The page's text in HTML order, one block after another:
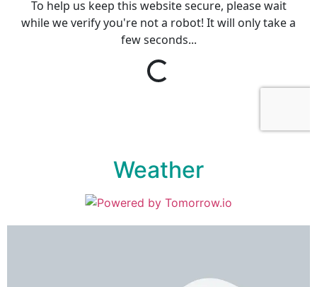
Weather